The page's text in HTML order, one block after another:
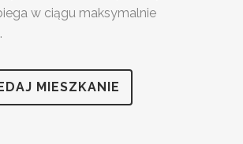
w ciągu maksymalnie
MIESZKANIE